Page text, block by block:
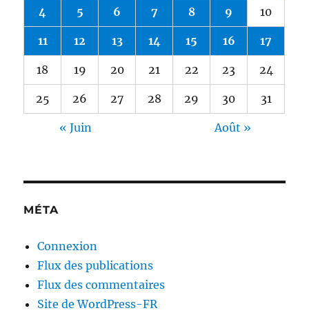
4 5 6 7 8 9 10
11 12 13 14 15 16 17
18 19 20 21 22 23 24
25 26 27 28 29 30 31
« Juin Août »
MÉTA
Connexion
Flux des publications
Flux des commentaires
Site de WordPress-FR